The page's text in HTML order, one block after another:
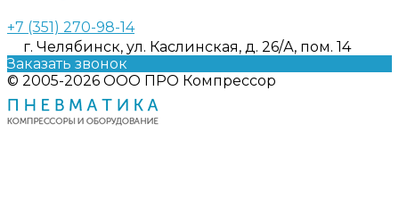
+7 (351) 270-98-14
г. Челябинск, ул. Каслинская, д. 26/А, пом. 14
Заказать звонок
© 2005-2026 ООО ПРО Компрессор